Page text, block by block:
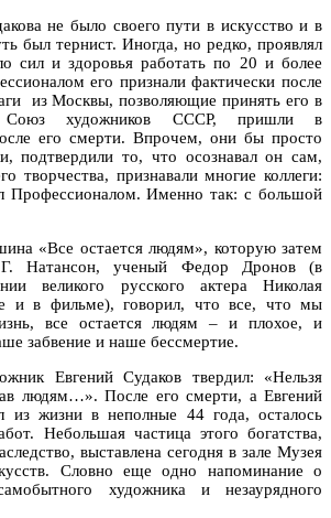
не было своего пути в искусство и в
был тернист. Иногда, но редко, проявлял
сил и здоровья работать по 20 и более
его признали фактически после
из Москвы, позволяющие принять его в
Союз художников СССР, пришли в
его смерти. Впрочем, они бы просто
подтвердили то, что осознавал он сам,
творчества, признавали многие коллеги:
Профессионалом. Именно так: с большой
«Все остается людям», которую затем
Натансон, ученый Федор Дронов (в
великого русского актера Николая
и в фильме), говорил, что все, что мы
все остается людям – и плохое, и
забвение и наше бессмертие.
Евгений Судаков твердил: «Нельзя
людям…». После его смерти, а Евгений
из жизни в неполные 44 года, осталось
Небольшая частица этого богатства,
выставлена сегодня в зале Музея
Словно еще одно напоминание о
художника и незаурядного